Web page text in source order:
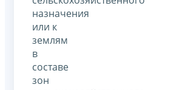
назначения
или к
землям
в
составе
зон